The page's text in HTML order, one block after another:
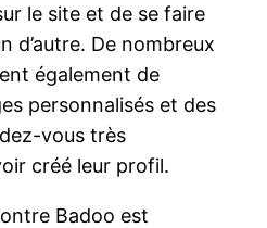
le site et de se faire
d’autre. De nombreux
également de
personnalisés et des
vous très
créé leur profil.
Badoo est